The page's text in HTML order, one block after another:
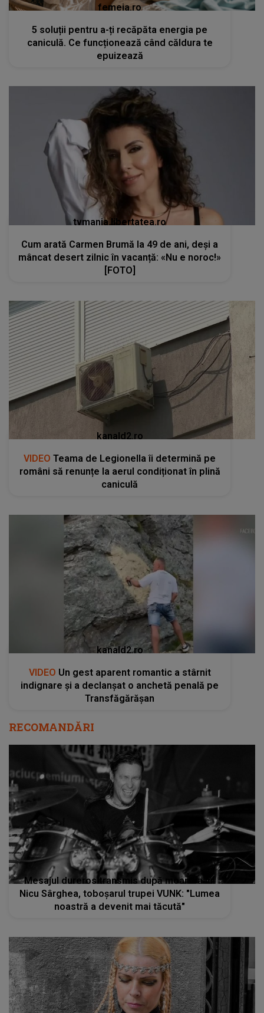
femeia.ro
5 soluții pentru a-ți recăpăta energia pe
caniculă. Ce funcționează când căldura te
epuizează
tvmania.libertatea.ro
Cum arată Carmen Brumă la 49 de ani, deși a
mâncat desert zilnic în vacanță: «Nu e noroc!»
[FOTO]
kanald2.ro
VIDEO Teama de Legionella îi determină pe
români să renunțe la aerul condiționat în plină
caniculă
kanald2.ro
VIDEO Un gest aparent romantic a stârnit
indignare și a declanșat o anchetă penală pe
Transfăgărășan
RECOMANDĂRI
Mesajul dureros transmis după moartea lui
Nicu Sârghea, toboşarul trupei VUNK: "Lumea
noastră a devenit mai tăcută"